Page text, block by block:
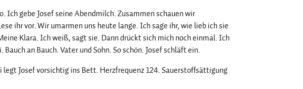
Ich gebe Josef seine Abendmilch. Zusammen schauen wir
ihr vor. Wir umarmen uns heute lange. Ich sage ihr, wie lieb ich sie
Klara. Ich weiß, sagt sie. Dann drückt sich mich noch einmal. Ich
an Bauch. Vater und Sohn. So schön. Josef schläft ein.
Josef vorsichtig ins Bett. Herzfrequenz 124. Sauerstoffsättigung